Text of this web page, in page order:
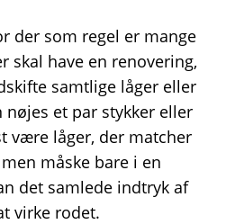
der som regel er mange
skal have en renovering,
samtlige låger eller
et par stykker eller
være låger, der matcher
måske bare i en
det samlede indtryk af
virke rodet.